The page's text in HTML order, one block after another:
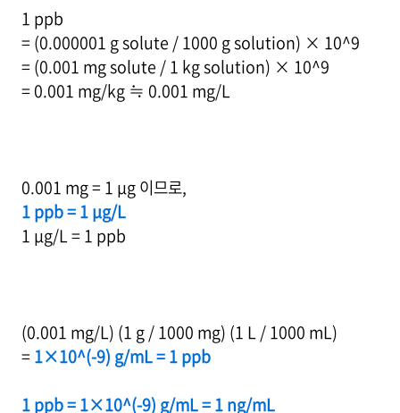
1 ppb
= (0.000001 g solute / 1000 g solution) × 10^9
= (0.001 mg solute / 1 kg solution) × 10^9
= 0.001 mg/kg ≒ 0.001 mg/L
0.001 mg = 1 μg 이므로,
1 ppb = 1 μg/L
1 μg/L = 1 ppb
(0.001 mg/L) (1 g / 1000 mg) (1 L / 1000 mL)
=1×10^(-9) g/mL = 1 ppb
1 ppb = 1×10^(-9) g/mL = 1 ng/mL